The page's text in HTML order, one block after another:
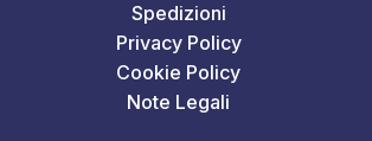
Spedizioni
Privacy Policy
Cookie Policy
Note Legali